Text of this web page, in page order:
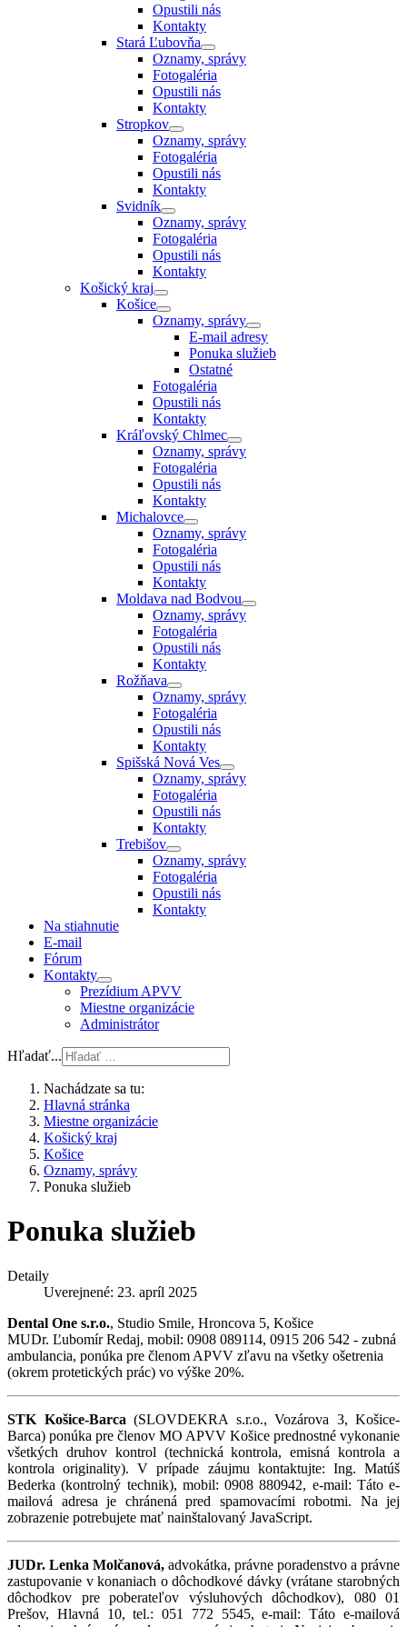
Opustili nás
Kontakty
Stará Ľubovňa
Oznamy, správy
Fotogaléria
Opustili nás
Kontakty
Stropkov
Oznamy, správy
Fotogaléria
Opustili nás
Kontakty
Svidník
Oznamy, správy
Fotogaléria
Opustili nás
Kontakty
Košický kraj
Košice
Oznamy, správy
E-mail adresy
Ponuka služieb
Ostatné
Fotogaléria
Opustili nás
Kontakty
Kráľovský Chlmec
Oznamy, správy
Fotogaléria
Opustili nás
Kontakty
Michalovce
Oznamy, správy
Fotogaléria
Opustili nás
Kontakty
Moldava nad Bodvou
Oznamy, správy
Fotogaléria
Opustili nás
Kontakty
Rožňava
Oznamy, správy
Fotogaléria
Opustili nás
Kontakty
Spišská Nová Ves
Oznamy, správy
Fotogaléria
Opustili nás
Kontakty
Trebišov
Oznamy, správy
Fotogaléria
Opustili nás
Kontakty
Na stiahnutie
E-mail
Fórum
Kontakty
Prezídium APVV
Miestne organizácie
Administrátor
Hľadať...
Nachádzate sa tu:
Hlavná stránka
Miestne organizácie
Košický kraj
Košice
Oznamy, správy
Ponuka služieb
Ponuka služieb
Detaily
Uverejnené: 23. apríl 2025
Dental One s.r.o., Studio Smile, Hroncova 5, Košice
MUDr. Ľubomír Redaj, mobil: 0908 089114, 0915 206 542 - zubná
ambulancia, ponúka pre členom APVV zľavu na všetky ošetrenia
(okrem protetických prác) vo výške 20%.
STK Košice-Barca (SLOVDEKRA s.r.o., Vozárova 3, Košice-
Barca) ponúka pre členov MO APVV Košice prednostné vykonanie
všetkých druhov kontrol (technická kontrola, emisná kontrola a
kontrola originality). V prípade záujmu kontaktujte: Ing. Matúš
Bederka (kontrolný technik), mobil: 0908 880942, e-mail: Táto e-
mailová adresa je chránená pred spamovacími robotmi. Na jej
zobrazenie potrebujete mať nainštalovaný JavaScript.
JUDr. Lenka Molčanová, advokátka, právne poradenstvo a právne
zastupovanie v konaniach o dôchodkové dávky (vrátane starobných
dôchodkov pre poberateľov výsluhových dôchodkov), 080 01
Prešov, Hlavná 10, tel.: 051 772 5545, e-mail:Táto e-mailová